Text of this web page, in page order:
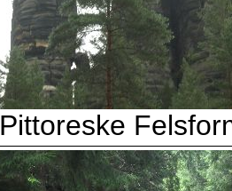
Pittoreske